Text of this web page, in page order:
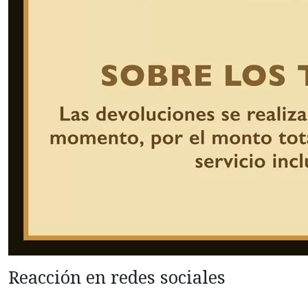
Reacción en redes sociales